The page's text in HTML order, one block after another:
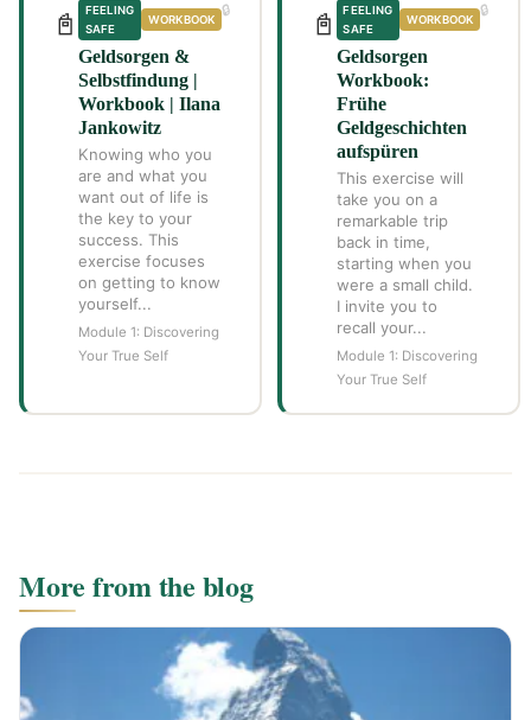
📓
FEELING
SAFE
WORKBOOK
Geldsorgen &
Selbstfindung |
Workbook | Ilana
Jankowitz
Knowing who you
are and what you
want out of life is
the key to your
success. This
exercise focuses
on getting to know
yourself...
Module 1: Discovering
Your True Self
🔒 📓
FEELING
SAFE
WORKBOOK
Geldsorgen
Workbook:
Frühe
Geldgeschichten
aufspüren
This exercise will
take you on a
remarkable trip
back in time,
starting when you
were a small child.
I invite you to
recall your...
Module 1: Discovering
Your True Self
🔒
More from the blog